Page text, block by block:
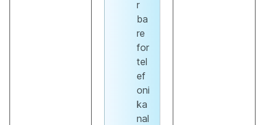
r
ba
re
for
tel
ef
oni
ka
nal